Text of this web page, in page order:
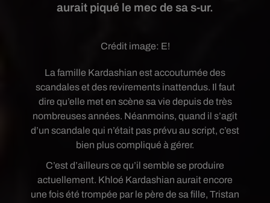
aurait piqué le mec de sa s-ur.
Crédit image: E!
La famille Kardashian est accoutumée des
scandales et des revirements inattendus. Il faut
dire qu’elle met en scène sa vie depuis de très
nombreuses années. Néanmoins, quand il s’agit
d’un scandale qui n’était pas prévu au script, c’est
bien plus compliqué à gérer.
C’est d’ailleurs ce qu’il semble se produire
actuellement. Khloé Kardashian aurait encore
une fois été trompée par le père de sa fille, Tristan